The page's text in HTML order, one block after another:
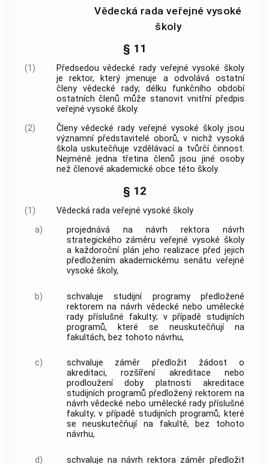
Vědecká rada veřejné vysoké
školy
§ 11
(1)
Předsedou vědecké rady veřejné vysoké školy
je rektor, který jmenuje a odvolává ostatní
členy vědecké rady; délku funkčního období
ostatních členů může stanovit vnitřní předpis
veřejné vysoké školy.
(2)
Členy vědecké rady veřejné vysoké školy jsou
významní představitelé oborů, v nichž vysoká
škola uskutečňuje vzdělávací a tvůrčí činnost.
Nejméně jedna třetina členů jsou jiné osoby
než členové akademické obce této školy.
§ 12
(1)
Vědecká rada veřejné vysoké školy
a)
projednává na návrh rektora návrh
strategického záměru veřejné vysoké školy
a každoroční plán jeho realizace před jejich
předložením akademickému senátu veřejné
vysoké školy,
b) schvalujestudijní programypředložené
rektorem na návrh vědecké nebo umělecké
rady příslušné fakulty; v případě studijních
programů, které se neuskutečňují na
fakultách, bez tohoto návrhu,
c)
schvaluje záměr předložit žádost o
akreditaci, rozšíření akreditace nebo
prodloužení doby platnosti akreditace
studijních programů předložený rektorem na
návrh vědecké nebo umělecké rady příslušné
fakulty; v případěstudijních programů, které
se neuskutečňují na fakultě, bez tohoto
návrhu,
d) schvaluje na návrh rektora záměr předložit